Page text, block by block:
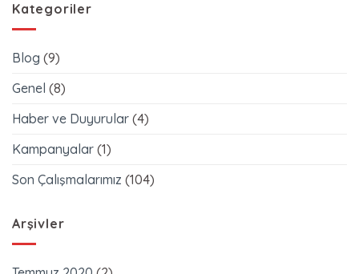
Kategoriler
Blog (9)
Genel (8)
Haber ve Duyurular (4)
Kampanyalar (1)
Son Çalışmalarımız (104)
Arşivler